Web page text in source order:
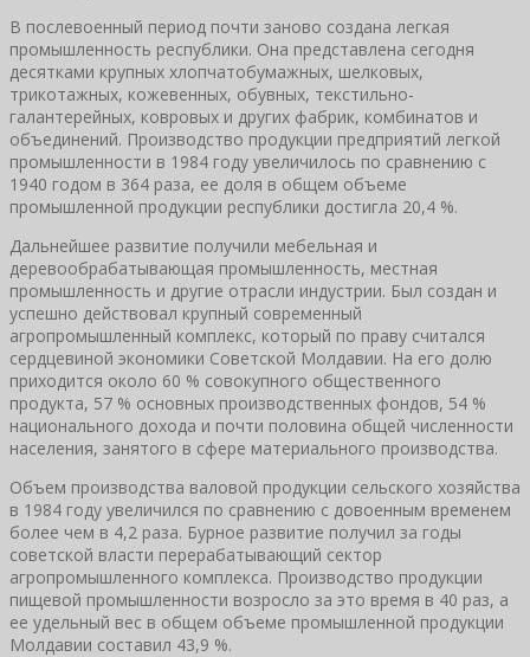
В послевоенный период почти заново создана легкая
промышленность республики. Она представлена сегодня
десятками крупных хлопчатобумажных, шелковых,
трикотажных, кожевенных, обувных, текстильно-
галантерейных, ковровых и других фабрик, комбинатов и
объединений. Производство продукции предприятий легкой
промышленности в 1984 году увеличилось по сравнению с
1940 годом в 364 раза, ее доля в общем объеме
промышленной продукции республики достигла 20,4 %.
Дальнейшее развитие получили мебельная и
деревообрабатывающая промышленность, местная
промышленность и другие отрасли индустрии. Был создан и
успешно действовал крупный современный
агропромышленный комплекс, который по праву считался
сердцевиной экономики Советской Молдавии. На его долю
приходится около 60 % совокупного общественного
продукта, 57 % основных производственных фондов, 54 %
национального дохода и почти половина общей численности
населения, занятого в сфере материального производства.
Объем производства валовой продукции сельского хозяйства
в 1984 году увеличился по сравнению с довоенным временем
более чем в 4,2 раза. Бурное развитие получил за годы
советской власти перерабатывающий сектор
агропромышленного комплекса. Производство продукции
пищевой промышленности возросло за это время в 40 раз, а
ее удельный вес в общем объеме промышленной продукции
Молдавии составил 43,9 %.